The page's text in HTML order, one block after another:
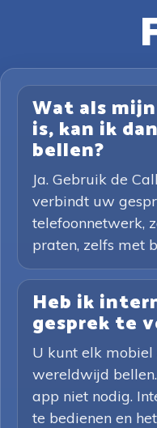
Wat als
is, kan ik
bellen?
Ja. Gebruik de
verbindt uw
telefoonnetwerk,
praten, zelfs met
Heb ik
gesprek te
U kunt elk
wereldwijd
app niet nodig.
te bedienen en